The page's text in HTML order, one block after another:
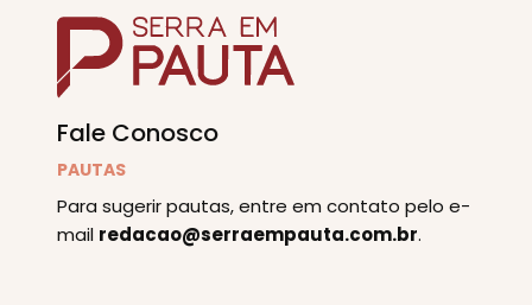
Fale Conosco
PAUTAS
Para sugerir pautas, entre em contato pelo e-
mail redacao@serraempauta.com.br.